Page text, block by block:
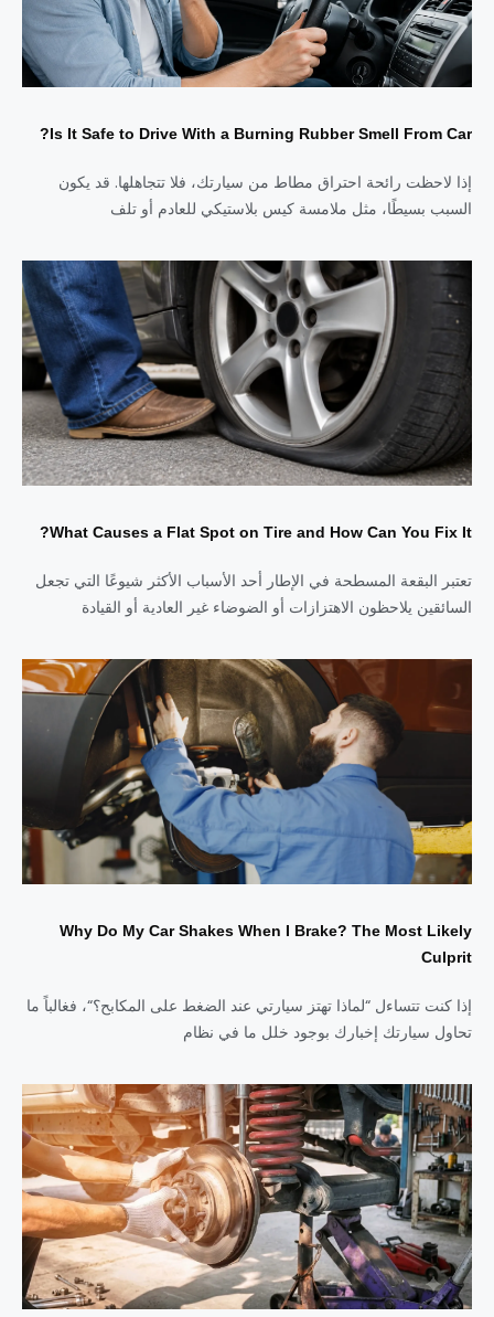
Is It Safe to Drive With a Burning Rubber Smell From Car?
إذا لاحظت رائحة احتراق مطاط من سيارتك، فلا تتجاهلها. قد يكون
السبب بسيطًا، مثل ملامسة كيس بلاستيكي للعادم أو تلف
What Causes a Flat Spot on Tire and How Can You Fix It?
تعتبر البقعة المسطحة في الإطار أحد الأسباب الأكثر شيوعًا التي تجعل
السائقين يلاحظون الاهتزازات أو الضوضاء غير العادية أو القيادة
Why Do My Car Shakes When I Brake? The Most Likely
Culprit
إذا كنت تتساءل “لماذا تهتز سيارتي عند الضغط على المكابح؟“، فغالباً ما
تحاول سيارتك إخبارك بوجود خلل ما في نظام